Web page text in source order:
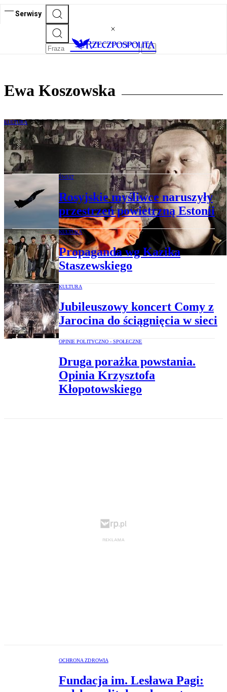
Serwisy
Ewa Koszowska
KULTURA
Grabaż wydaje płytę i wraca z
koncertami
ŚWIAT
Rosyjskie myśliwce naruszyły
przestrzeń powietrzną Estonii
KULTURA
Propaganda wg Kazika
Staszewskiego
KULTURA
Jubileuszowy koncert Comy z
Jarocina do ściągnięcia w sieci
OPINIE POLITYCZNO - SPOŁECZNE
Druga porażka powstania.
Opinia Krzysztofa
Kłopotowskiego
OCHRONA ZDROWIA
Fundacja im. Lesława Pagi: